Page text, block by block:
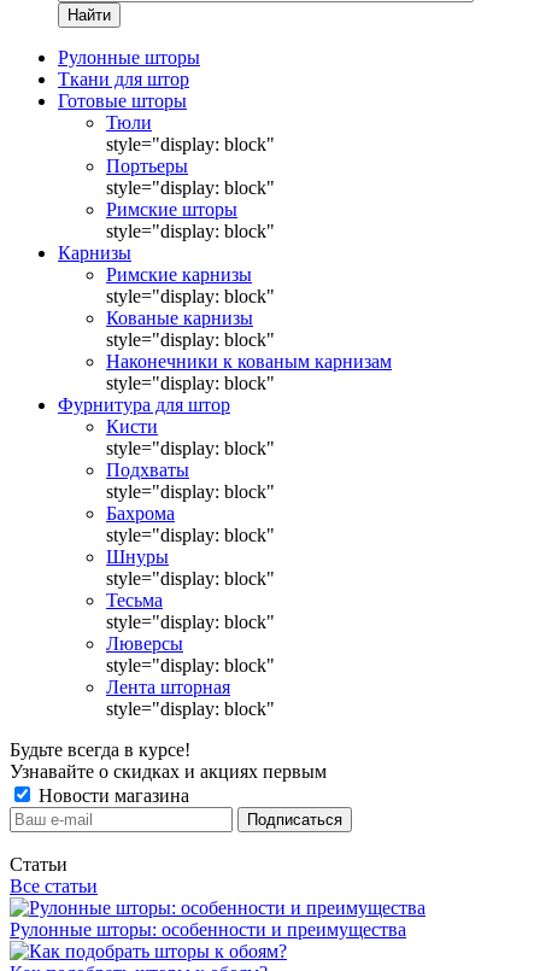
Найти
Рулонные шторы
Ткани для штор
Готовые шторы
Тюли
style="display: block"
Портьеры
style="display: block"
Римские шторы
style="display: block"
Карнизы
Римские карнизы
style="display: block"
Кованые карнизы
style="display: block"
Наконечники к кованым карнизам
style="display: block"
Фурнитура для штор
Кисти
style="display: block"
Подхваты
style="display: block"
Бахрома
style="display: block"
Шнуры
style="display: block"
Тесьма
style="display: block"
Люверсы
style="display: block"
Лента шторная
style="display: block"
Будьте всегда в курсе!
Узнавайте о скидках и акциях первым
Новости магазина
Статьи
Все статьи
Рулонные шторы: особенности и преимущества